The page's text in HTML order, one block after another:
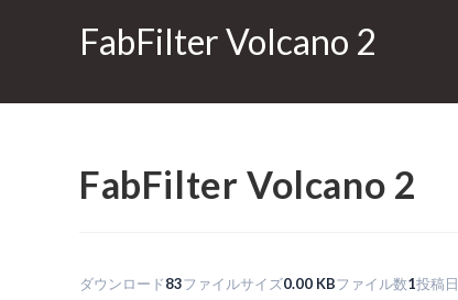
FabFilter Volcano 2
FabFilter Volcano 2
ダウンロード83ファイルサイズ0.00 KBファイル数1投稿日